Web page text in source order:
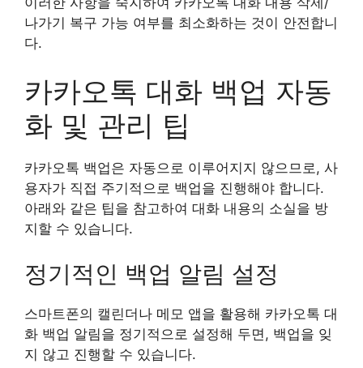
나가기 복구 가능 여부를 최소화하는 것이 안전합니
다.
카카오톡 대화 백업 자동
화 및 관리 팁
카카오톡 백업은 자동으로 이루어지지 않으므로, 사
용자가 직접 주기적으로 백업을 진행해야 합니다.
아래와 같은 팁을 참고하여 대화 내용의 소실을 방
지할 수 있습니다.
정기적인 백업 알림 설정
스마트폰의 캘린더나 메모 앱을 활용해 카카오톡 대
화 백업 알림을 정기적으로 설정해 두면, 백업을 잊
지 않고 진행할 수 있습니다.